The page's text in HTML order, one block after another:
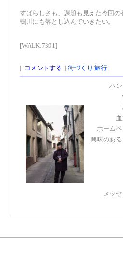
すばらしさも、課題も見えた今回の
鴨川にも落とし込んでいきたい。
[WALK:7391]
|| コメントする || 街づくり 旅行 |
ハ
ホーム
興味のある
メッ